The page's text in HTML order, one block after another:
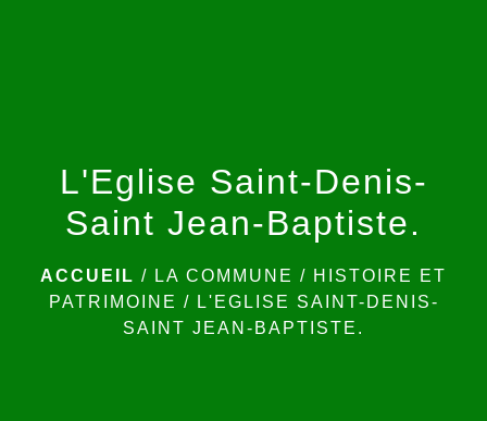
L'Eglise Saint-Denis-
Saint Jean-Baptiste.
ACCUEIL / LA COMMUNE / HISTOIRE ET
PATRIMOINE / L'EGLISE SAINT-DENIS-
SAINT JEAN-BAPTISTE.